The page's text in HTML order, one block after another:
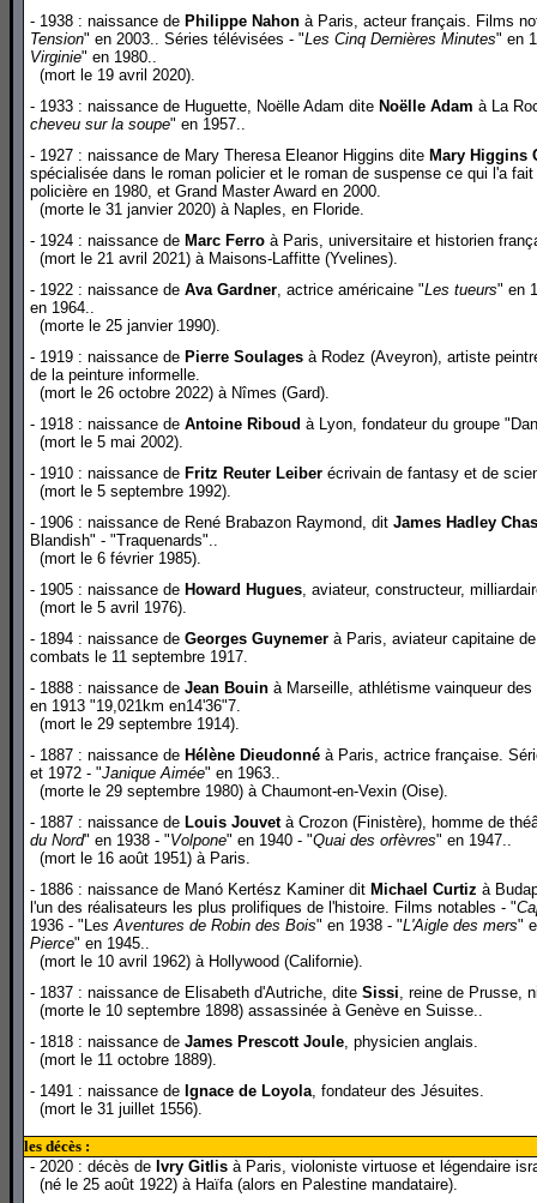
- 1938 : naissance de Philippe Nahon à Paris, acteur français. Films
Tension" en 2003.. Séries télévisées - "Les Cinq Dernières Minutes" en
Virginie" en 1980..
(mort le 19 avril 2020).
- 1933 : naissance de Huguette, Noëlle Adam dite Noëlle Adam à La
cheveu sur la soupe" en 1957..
- 1927 : naissance de Mary Theresa Eleanor Higgins dite Mary Higgins
spécialisée dans le roman policier et le roman de suspense ce qui l'a
policière en 1980, et Grand Master Award en 2000.
(morte le 31 janvier 2020) à Naples, en Floride.
- 1924 : naissance de Marc Ferro à Paris, universitaire et historien
(mort le 21 avril 2021) à Maisons-Laffitte (Yvelines).
- 1922 : naissance de Ava Gardner, actrice américaine "Les tueurs" en
en 1964..
(morte le 25 janvier 1990).
- 1919 : naissance de Pierre Soulages à Rodez (Aveyron), artiste
de la peinture informelle.
(mort le 26 octobre 2022) à Nîmes (Gard).
- 1918 : naissance de Antoine Riboud à Lyon, fondateur du groupe
(mort le 5 mai 2002).
- 1910 : naissance de Fritz Reuter Leiber écrivain de fantasy et de
(mort le 5 septembre 1992).
- 1906 : naissance de René Brabazon Raymond, dit James Hadley
Blandish" - "Traquenards"..
(mort le 6 février 1985).
- 1905 : naissance de Howard Hugues, aviateur, constructeur,
(mort le 5 avril 1976).
- 1894 : naissance de Georges Guynemer à Paris, aviateur capitaine
combats le 11 septembre 1917.
- 1888 : naissance de Jean Bouin à Marseille, athlétisme vainqueur
en 1913 "19,021km en14'36"7.
(mort le 29 septembre 1914).
- 1887 : naissance de Hélène Dieudonné à Paris, actrice française.
et 1972 - "Janique Aimée" en 1963..
(morte le 29 septembre 1980) à Chaumont-en-Vexin (Oise).
- 1887 : naissance de Louis Jouvetà Crozon (Finistère), homme de
du Nord" en 1938 - "Volpone" en 1940 - "Quai des orfèvres" en 1947..
(mort le 16 août 1951) à Paris.
- 1886 : naissance de Manó Kertész Kaminer dit Michael Curtiz à
l'un des réalisateurs les plus prolifiques de l'histoire. Films notables - "
1936 - "Les Aventures de Robin des Bois" en 1938 - "L'Aigle des mers"
Pierce" en 1945..
(mort le 10 avril 1962) à Hollywood (Californie).
- 1837 : naissance de Elisabeth d'Autriche, dite Sissi, reine de Prusse,
(morte le 10 septembre 1898) assassinée à Genève en Suisse..
- 1818 : naissance de James Prescott Joule, physicien anglais.
(mort le 11 octobre 1889).
- 1491 : naissance de Ignace de Loyola, fondateur des Jésuites.
(mort le 31 juillet 1556).
les décès :
- 2020 : décès de Ivry Gitlis à Paris, violoniste virtuose et légendaire
(né le 25 août 1922) à Haïfa (alors en Palestine mandataire).